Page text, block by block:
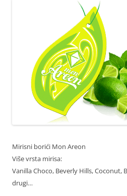
Mirisni borići Mon Areon
Više vrsta mirisa:
Vanilla Choco, Beverly Hills, Coconut,
drugi…